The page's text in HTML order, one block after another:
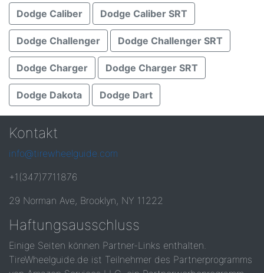
Dodge Caliber Dodge Caliber SRT
Dodge Challenger Dodge Challenger SRT
Dodge Charger Dodge Charger SRT
Dodge Dakota Dodge Dart
Kontakt
info@tirewheelguide.com
+1(347)7711876
29 Norman Ave, Brooklyn, NY 11222
Haftungsausschluss
Einige Seiten können Partner-Links enthalten.
TireWheelguide.de ist Teilnehmer des Partnerprogramms